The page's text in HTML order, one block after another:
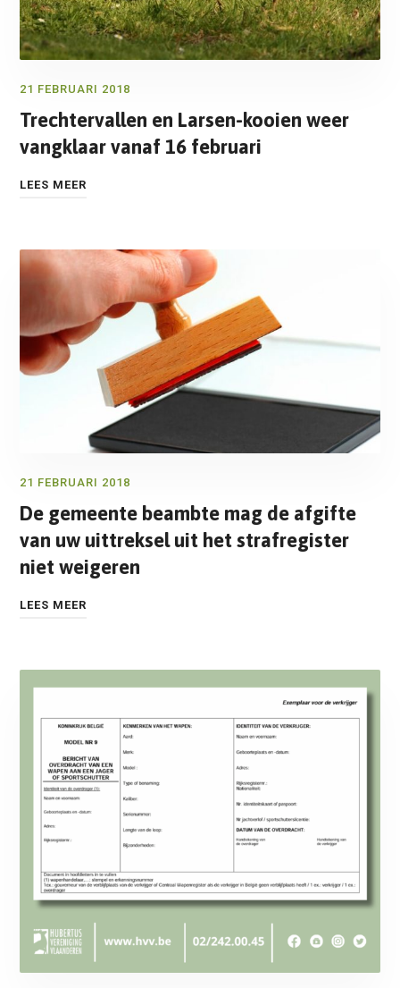
21 FEBRUARI 2018
Trechtervallen en Larsen-kooien weer
vangklaar vanaf 16 februari
LEES MEER
21 FEBRUARI 2018
De gemeente beambte mag de afgifte
van uw uittreksel uit het strafregister
niet weigeren
LEES MEER